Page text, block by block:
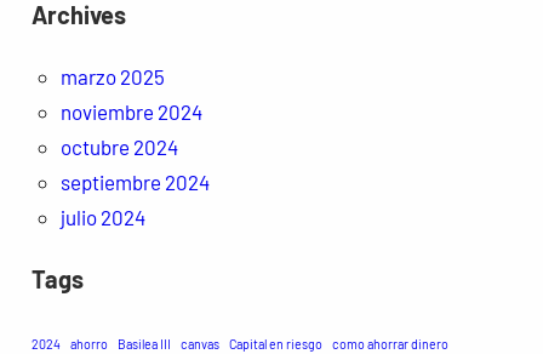
Archives
marzo 2025
noviembre 2024
octubre 2024
septiembre 2024
julio 2024
Tags
2024 ahorro Basilea III canvas Capital en riesgo como ahorrar dinero